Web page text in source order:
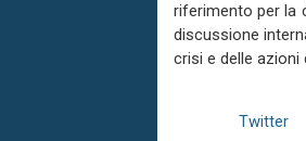
riferimento per la
discussione
crisi e delle azioni
Twitter